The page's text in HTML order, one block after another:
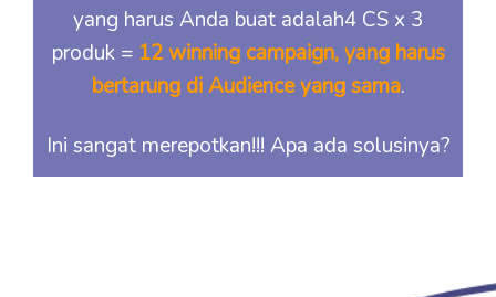
yang harus Anda buat adalah4 CS x 3
produk = 12 winning campaign, yang harus
bertarung di Audience yang sama.
Ini sangat merepotkan!!! Apa ada solusinya?